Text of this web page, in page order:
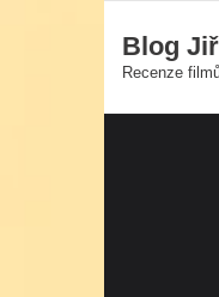
content
Blog
Recenze